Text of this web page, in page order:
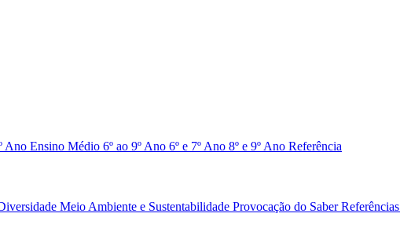
Ano Ensino Médio 6º ao 9º Ano 6º e 7º Ano 8º e 9º Ano Referência
Meio Ambiente e Sustentabilidade Provocação do SaberReferências